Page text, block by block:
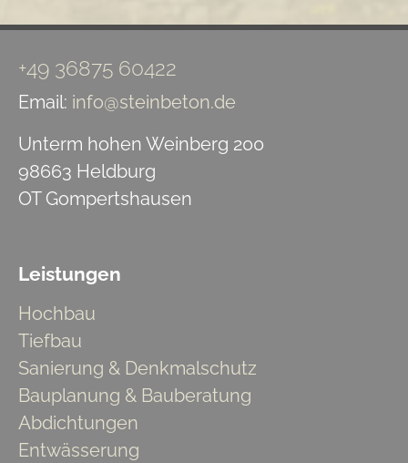
+49 36875 60422
Email: info@steinbeton.de
Unterm hohen Weinberg 200
98663 Heldburg
OT Gompertshausen
Leistungen
Hochbau
Tiefbau
Sanierung & Denkmalschutz
Bauplanung & Bauberatung
Abdichtungen
Entwässerung